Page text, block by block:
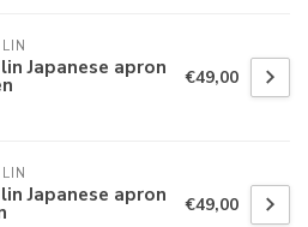
Japanese apron €49,00
Japanese apron €49,00